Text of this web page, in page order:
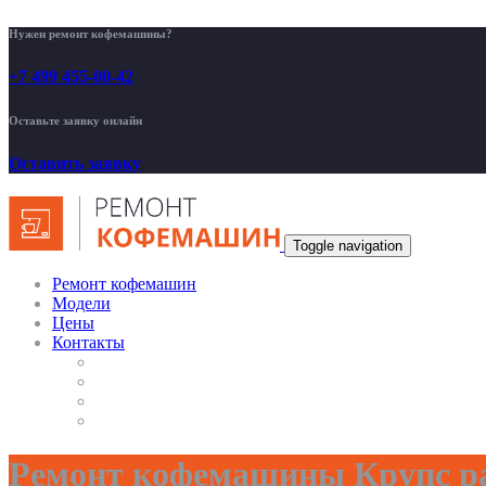
Нужен ремонт кофемашины?
+7 499 455-00-42
Оставьте заявку онлайн
Оставить заявку
Toggle navigation
Ремонт кофемашин
Модели
Цены
Контакты
Ремонт кофемашины Крупс